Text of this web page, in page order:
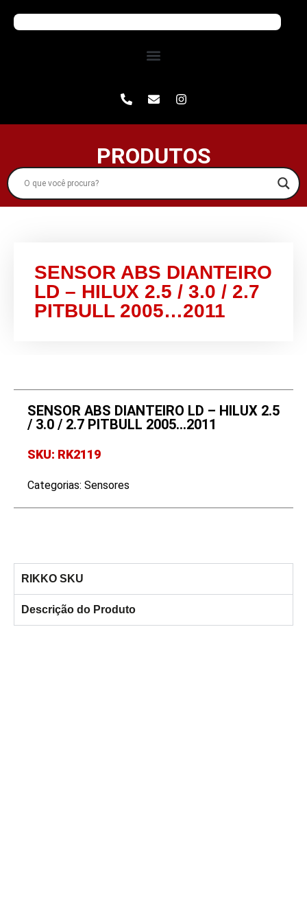
PRODUTOS
SENSOR ABS DIANTEIRO
LD – HILUX 2.5 / 3.0 / 2.7
PITBULL 2005…2011
SENSOR ABS DIANTEIRO LD – HILUX 2.5
/ 3.0 / 2.7 PITBULL 2005…2011
SKU: RK2119
Categorias: Sensores
RIKKO SKU
Descrição do Produto